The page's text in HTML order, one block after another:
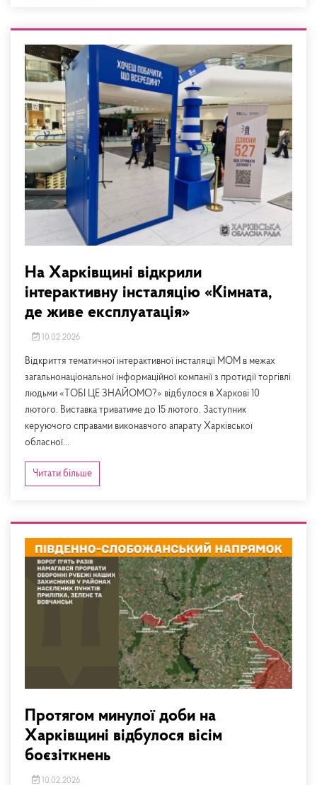
На Харківщині відкрили
інтерактивну інсталяцію «Кімната,
де живе експлуатація»
10.02.2026
Відкриття тематичної інтерактивної інсталяції МОМ в межах
загальнонаціональної інформаційної компанії з протидії торгівлі
людьми «ТОБІ ЦЕ ЗНАЙОМО?» відбулося в Харкові 10
лютого. Виставка триватиме до 15 лютого. Заступник
керуючого справами виконавчого апарату Харківської
обласної...
Читати більше
Протягом минулої доби на
Харківщині відбулося вісім
боєзіткнень
10.02.2026